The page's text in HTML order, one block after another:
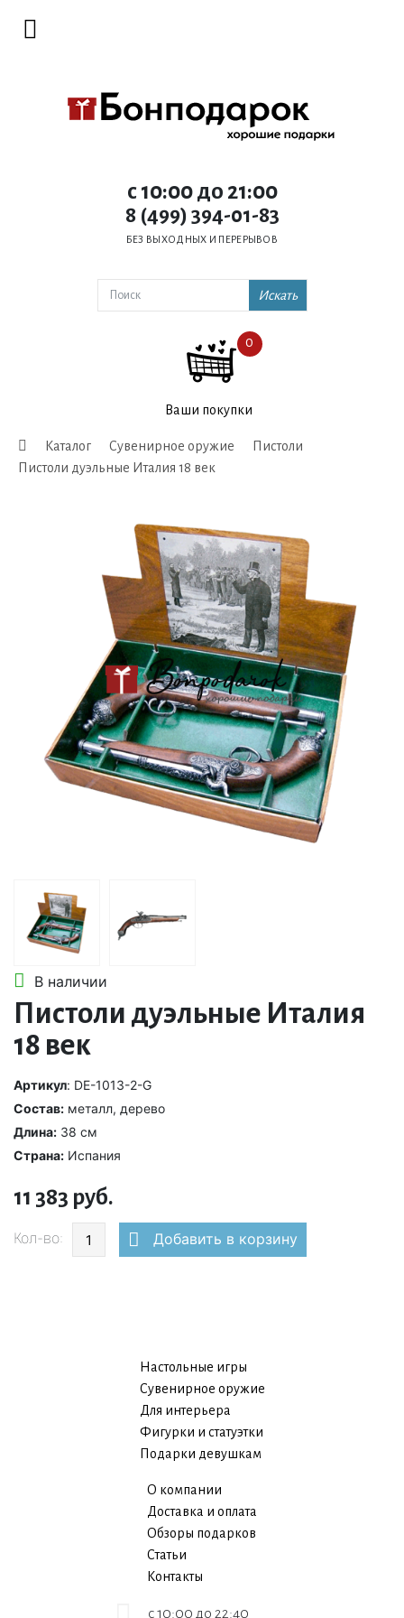
c 10:00 до 21:00
8 (499) 394-01-83
БЕЗ ВЫХОДНЫХ И ПЕРЕРЫВОВ
Искать
0
Ваши покупки
Каталог Сувенирное оружие
Пистоли
Пистоли дуэльные Италия 18 век
В наличии
Пистоли дуэльные Италия
18 век
Артикул: DE-1013-2-G
Состав: металл, дерево
Длина: 38 см
Страна: Испания
11 383 руб.
Кол-во: Добавить в корзину
Настольные игры
Сувенирное оружие
Для интерьера
Фигурки и статуэтки
Подарки девушкам
О компании
Доставка и оплата
Обзоры подарков
Статьи
Контакты
c 10:00 до 22:40